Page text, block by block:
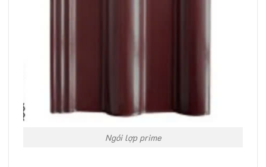
Ngói lợp prime